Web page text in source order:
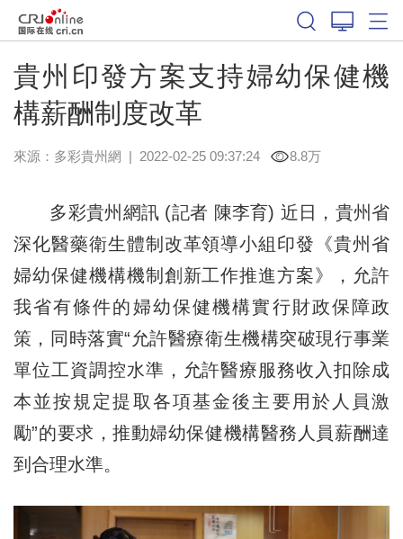
貴州印發方案支持婦幼保健機
構薪酬制度改革
來源： 多彩貴州網 | 2022-02-25 09:37:24 8.8万
多彩貴州網訊 (記者 陳李育) 近日，貴州省
深化醫藥衛生體制改革領導小組印發《貴州省
婦幼保健機構機制創新工作推進方案》，允許
我省有條件的婦幼保健機構實行財政保障政
策，同時落實“允許醫療衛生機構突破現行事業
單位工資調控水準，允許醫療服務收入扣除成
本並按規定提取各項基金後主要用於人員激
勵”的要求，推動婦幼保健機構醫務人員薪酬達
到合理水準。